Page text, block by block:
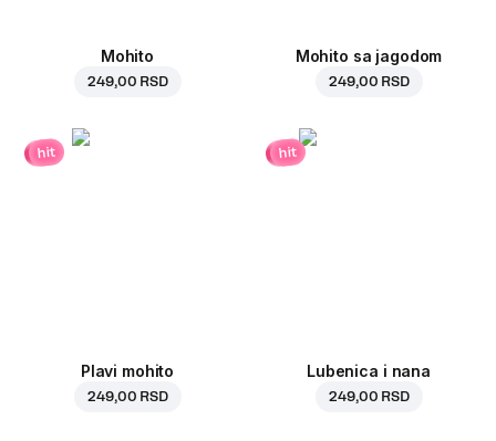
Mohito
249,00 RSD
Mohito sa jagodom
249,00 RSD
hit
Plavi mohito
249,00 RSD
hit
Lubenica i nana
249,00 RSD